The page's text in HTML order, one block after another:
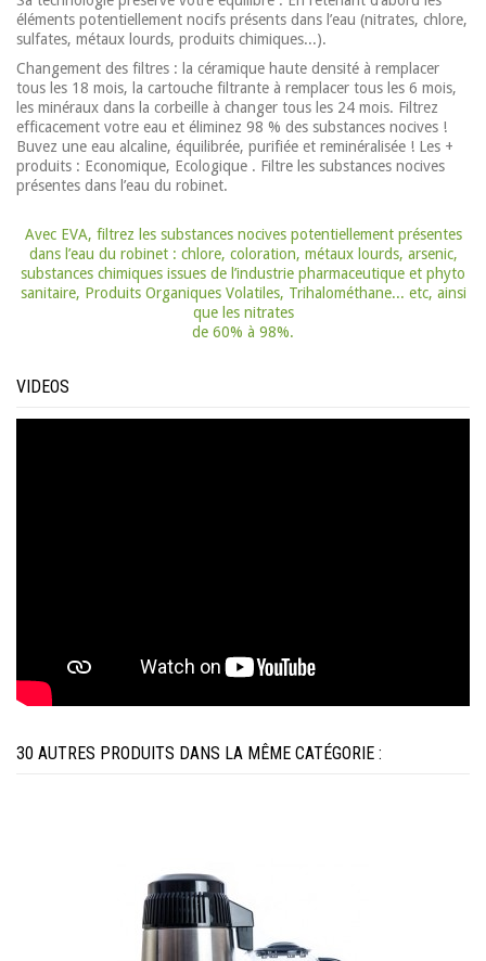
éléments potentiellement nocifs présents dans l’eau (nitrates, chlore,
sulfates, métaux lourds, produits chimiques...).
Changement des filtres : la céramique haute densité à remplacer
tous les 18 mois, la cartouche filtrante à remplacer tous les 6 mois,
les minéraux dans la corbeille à changer tous les 24 mois. Filtrez
efficacement votre eau et éliminez 98 % des substances nocives !
Buvez une eau alcaline, équilibrée, purifiée et reminéralisée ! Les +
produits : Economique, Ecologique . Filtre les substances nocives
présentes dans l’eau du robinet.
Avec EVA, filtrez les substances nocives potentiellement présentes
dans l’eau du robinet : chlore, coloration, métaux lourds, arsenic,
substances chimiques issues de l’industrie pharmaceutique et phyto
sanitaire, Produits Organiques Volatiles, Trihalométhane... etc, ainsi
que les nitrates
de 60% à 98%.
VIDEOS
30 AUTRES PRODUITS DANS LA MÊME CATÉGORIE :